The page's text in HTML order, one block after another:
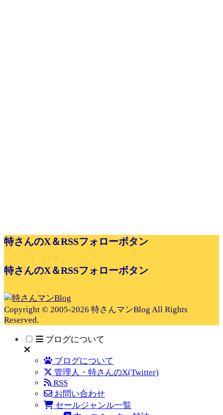
特さんのX＆RSSフォローボタン
特さんのX＆RSSフォローボタン
Copyright © 2005-2026 特さんマンBlog All Rights
Reserved.
ブログについて
ブログについて
管理人・特さんのX(Twitter)
RSS
お問い合わせ
セールジャンル一覧